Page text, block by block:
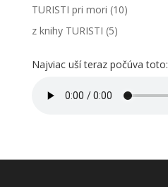
TURISTI pri mori (10)
z knihy TURISTI (5)
Najviac uší teraz počúva toto: